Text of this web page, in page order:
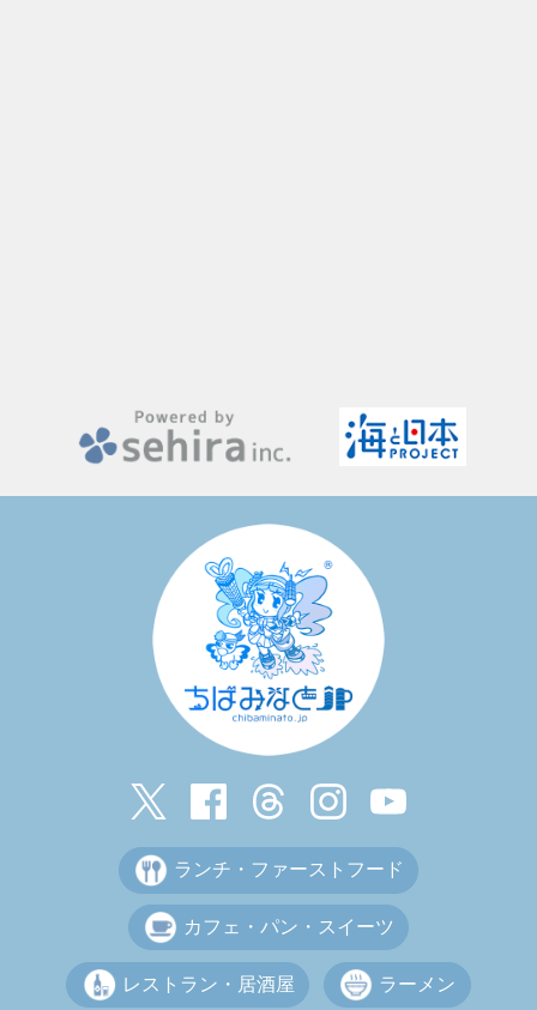
ランチ・ファーストフード
カフェ・パン・スイーツ
レストラン・居酒屋 ラーメン